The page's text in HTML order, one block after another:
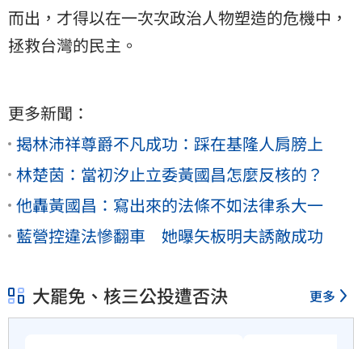
而出，才得以在一次次政治人物塑造的危機中，
拯救台灣的民主。
更多新聞：
揭林沛祥尊爵不凡成功：踩在基隆人肩膀上
林楚茵：當初汐止立委黃國昌怎麼反核的？
他轟黃國昌：寫出來的法條不如法律系大一
藍營控違法慘翻車 她曝矢板明夫誘敵成功
大罷免、核三公投遭否決 更多